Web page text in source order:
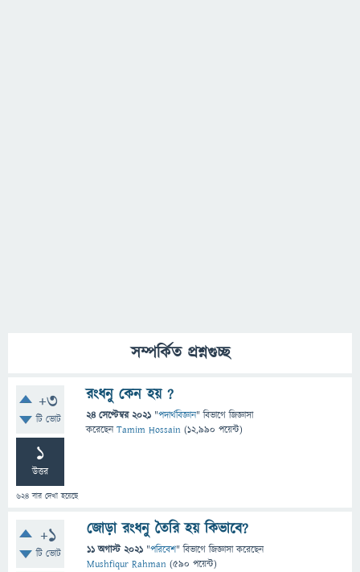
সম্পর্কিত প্রশ্নগুচ্ছ
+3
টি ভোট
1
উত্তর
624 বার দেখা হয়েছে
রংধনু কেন হয় ?
24 সেপ্টেম্বর 2021 "পদার্থবিজ্ঞান" বিভাগে জিজ্ঞাসা
করেছেনTamim Hossain (12,990 পয়েন্ট)
+1
টি ভোট
জোড়া রংধনু তৈরি হয় কিভাবে?
11 অগাস্ট 2021 "পরিবেশ" বিভাগে জিজ্ঞাসাকরেছেন
Mushfiqur Rahman (590 পয়েন্ট)